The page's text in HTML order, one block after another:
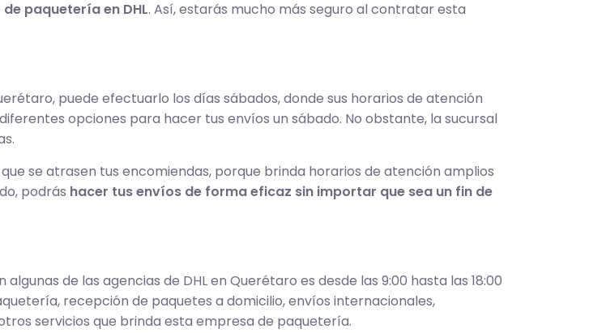
paquetería en DHL. Así, estarás mucho más seguro al contratar esta
puede efectuarlo los días sábados, donde sus horarios de atención
opciones para hacer tus envíos un sábado. No obstante, la sucursal
se atrasen tus encomiendas, porque brinda horarios de atención amplios
podrás hacer tus envíos de forma eficaz sin importar que sea un fin de
de las agencias de DHL en Querétaro es desde las 9:00 hasta las 18:00
recepción de paquetes a domicilio, envíos internacionales,
servicios que brinda esta empresa de paquetería.